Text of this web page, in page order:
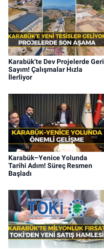
Karabük’te Dev Projelerde Geri
Sayım! Çalışmalar Hızla
İlerliyor
Karabük–Yenice Yolunda
Tarihi Adım! Süreç Resmen
Başladı